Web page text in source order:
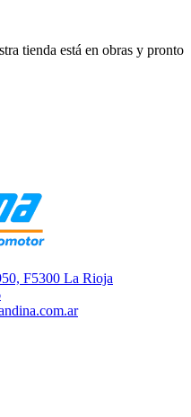
tienda está en obras y pronto
F5300 La Rioja